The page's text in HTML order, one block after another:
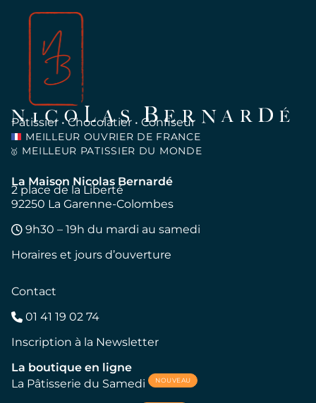
Pâtissier • Chocolatier • Confiseur
MEILLEUR OUVRIER DE FRANCE
🥇 MEILLEUR PATISSIER DU MONDE
La Maison Nicolas Bernardé
2 place de la Liberté
92250 La Garenne-Colombes
9h30 – 19h du mardi au samedi
Horaires et jours d’ouverture
Contact
01 41 19 02 74
Inscription à la Newsletter
La boutique en ligne
La Pâtisserie du Samedi
NOUVEAU